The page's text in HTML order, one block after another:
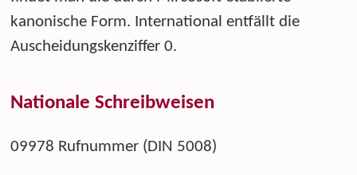
kanonische Form. International entfällt die
Auscheidungskenziffer 0.
Nationale Schreibweisen
09978 Rufnummer (DIN 5008)